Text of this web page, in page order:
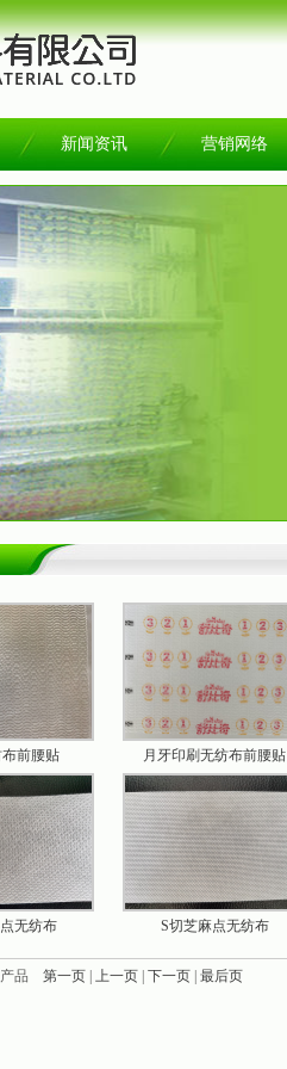
新闻资讯 营销网络
布前腰贴 月牙印刷无纺布前腰贴
无纺布 S切芝麻点无纺布
产品 第一页 上一页 下一页 最后页